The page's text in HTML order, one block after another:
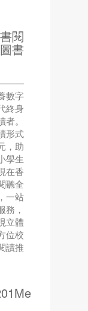
閱
書
數字
終身
者。
形式
，助
學生
在香
聽全
一站
務，
立體
位校
讀推